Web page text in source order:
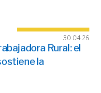
30.04.26
Rural: el
la